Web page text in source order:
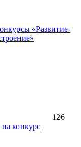
«Развитие-
126
на конкурс